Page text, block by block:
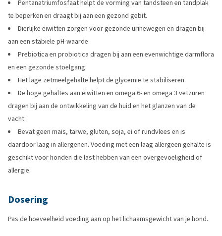
Pentanatriumfosfaat helpt de vorming van tandsteen en tandplak
te beperken en draagt bij aan een gezond gebit.
Dierlijke eiwitten zorgen voor gezonde urinewegen en dragen bij
aan een stabiele pH-waarde.
Prebiotica en probiotica dragen bij aan een evenwichtige darmflora
en een gezonde stoelgang.
Het lage zetmeelgehalte helpt de glycemie te stabiliseren.
De hoge gehaltes aan eiwitten en omega 6- en omega 3 vetzuren
dragen bij aan de ontwikkeling van de huid en het glanzen van de
vacht.
Bevat geen mais, tarwe, gluten, soja, ei of rundvlees en is
daardoor laag in allergenen. Voeding met een laag allergeen gehalte is
geschikt voor honden die last hebben van een overgevoeligheid of
allergie.
Dosering
Pas de hoeveelheid voeding aan op het lichaamsgewicht van je hond.